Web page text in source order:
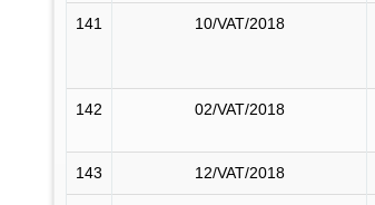
141 10/VAT/2018
142 02/VAT/2018
143 12/VAT/2018